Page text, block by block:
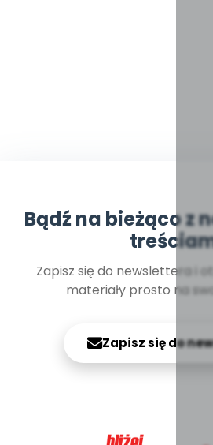
Bądź na bieżąco z
Zapisz się do newslettera i
materiały prosto na
Zapisz się do